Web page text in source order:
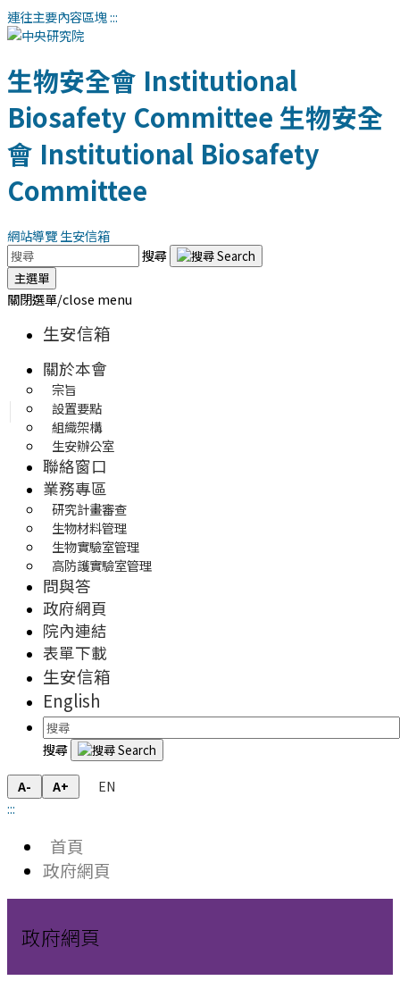
連往主要內容區塊:::
生物安全會 Institutional
Biosafety Committee生物安全
會 Institutional Biosafety
Committee
網站導覽生安信箱
搜尋
主選單
關閉選單/close menu
生安信箱
關於本會
宗旨
設置要點
組織架構
生安辦公室
聯絡窗口
業務專區
研究計畫審查
生物材料管理
生物實驗室管理
高防護實驗室管理
問與答
政府網頁
院內連結
表單下載
生安信箱
English
搜尋
A- A+
EN
:::
首頁
政府網頁
政府網頁